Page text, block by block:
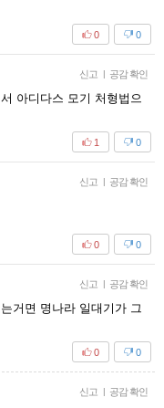
0
0
신고 | 공감 확인
아디다스 모기 처형법으
0
1
신고 | 공감 확인
0
0
신고 | 공감 확인
거면 명나라 일대기가 그
0
0
신고 | 공감 확인